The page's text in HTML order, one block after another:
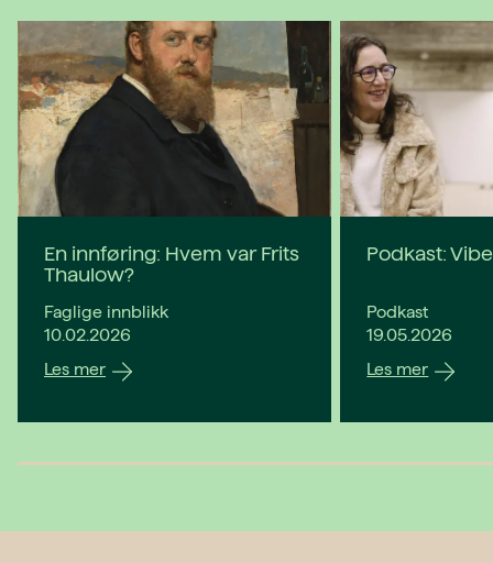
En innføring: Hvem var Frits
Thaulow?
Faglige innblikk
common.published
10.02.2026
Les mer
Podkast:
Podkast
19.05.2026
Les mer